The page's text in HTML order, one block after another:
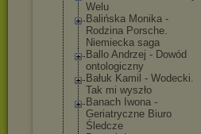
Welu
Balińska Monika -
Rodzina Porsche.
Niemiecka saga
Ballo Andrzej - Dowód
ontologiczny
Bałuk Kamil - Wodecki.
Tak mi wyszło
Banach Iwona -
Geriatryczne Biuro
Śledcze